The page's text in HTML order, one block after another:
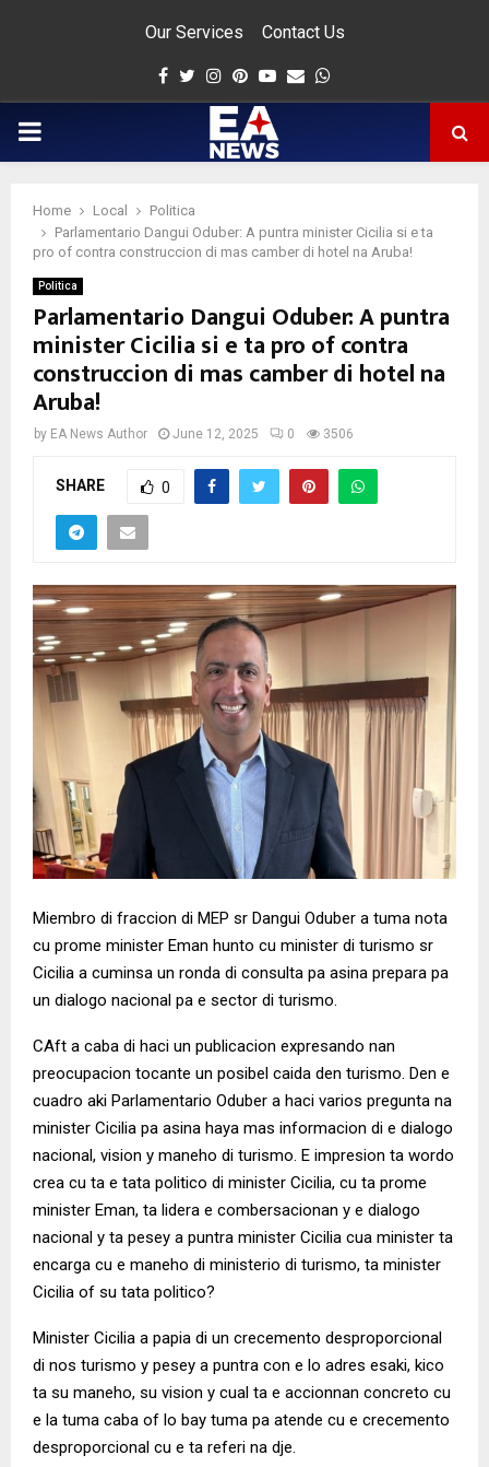
Our Services Contact Us
Facebook
Twitter
Instagram
Pinterest
Youtube
Email
PRIMARY
Home Local
Politica
Parlamentario Dangui Oduber: A puntra minister Cicilia si e ta
pro of contra construccion di mas camber di hotel na Aruba!
Politica
Parlamentario Dangui Oduber: A puntra
minister Cicilia si e ta pro of contra
construccion di mas camber di hotel na
Aruba!
by EA News Author June 12, 2025 0 3506
SHARE 0
Miembro di fraccion di MEP sr Dangui Oduber a tuma nota
cu prome minister Eman hunto cu minister di turismo sr
Cicilia a cuminsa un ronda di consulta pa asina prepara pa
un dialogo nacional pa e sector di turismo.
CAft a caba di haci un publicacion expresando nan
preocupacion tocante un posibel caida den turismo. Den e
cuadro aki Parlamentario Oduber a haci varios pregunta na
minister Cicilia pa asina haya mas informacion di e dialogo
nacional, vision y maneho di turismo. E impresion ta wordo
crea cu ta e tata politico di minister Cicilia, cu ta prome
minister Eman, ta lidera e combersacionan y e dialogo
nacional y ta pesey a puntra minister Cicilia cua minister ta
encarga cu e maneho di ministerio di turismo, ta minister
Cicilia of su tata politico?
Minister Cicilia a papia di un crecemento desproporcional
di nos turismo y pesey a puntra con e lo adres esaki, kico
ta su maneho, su vision y cual ta e accionnan concreto cu
e la tuma caba of lo bay tuma pa atende cu e crecemento
desproporcional cu e ta referi na dje.